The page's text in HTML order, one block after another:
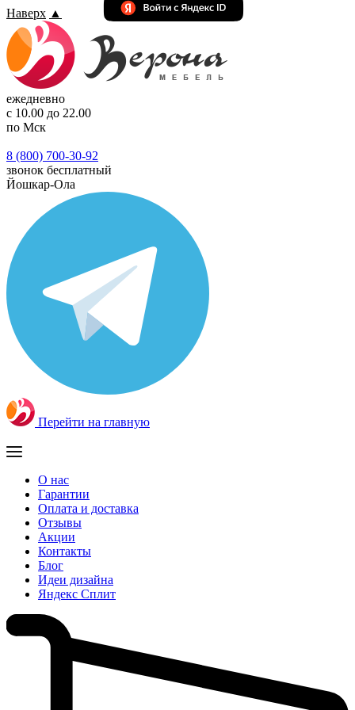
Наверх ▲
ежедневно
с 10.00 до 22.00
по Мск
8 (800) 700-30-92
звонок бесплатный
Йошкар-Ола
Перейти на главную
О нас
Гарантии
Оплата и доставка
Отзывы
Акции
Контакты
Блог
Идеи дизайна
Яндекс Сплит